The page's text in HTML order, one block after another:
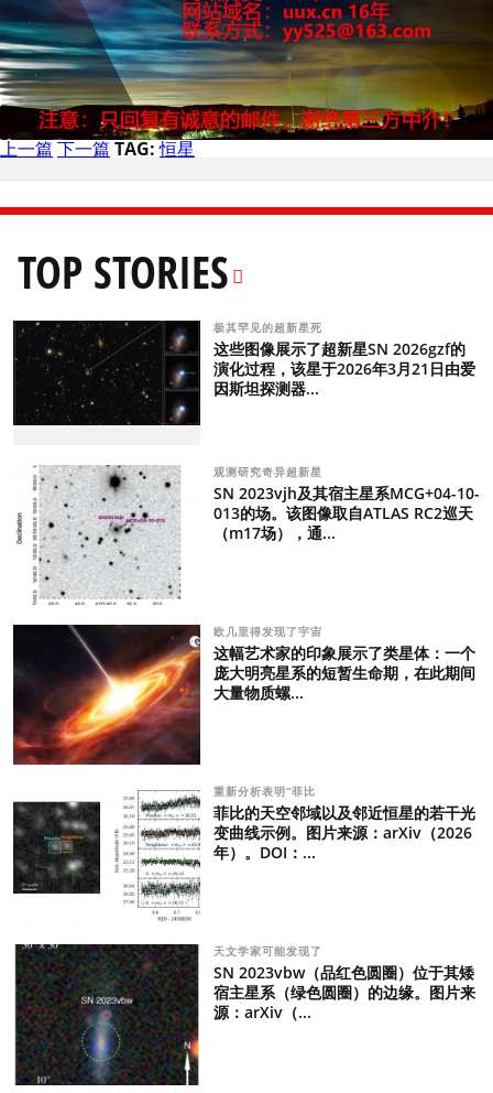
上一篇 下一篇 TAG: 恒星
TOP STORIES
极其罕见的超新星死
这些图像展示了超新星SN 2026gzf的
演化过程，该星于2026年3月21日由爱
因斯坦探测器...
观测研究奇异超新星
SN 2023vjh及其宿主星系MCG+04-10-
013的场。该图像取自ATLAS RC2巡天
（m17场），通...
欧几里得发现了宇宙
这幅艺术家的印象展示了类星体：一个
庞大明亮星系的短暂生命期，在此期间
大量物质螺...
重新分析表明“菲比
菲比的天空邻域以及邻近恒星的若干光
变曲线示例。图片来源：arXiv（2026
年）。DOI：...
天文学家可能发现了
SN 2023vbw（品红色圆圈）位于其矮
宿主星系（绿色圆圈）的边缘。图片来
源：arXiv（...